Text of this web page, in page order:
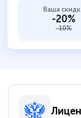
Ваша
-20%
-10%